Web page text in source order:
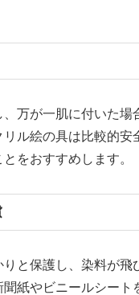
万が一肌に付いた場
リル絵の具は比較的安
をおすすめします。
と保護し、染料が飛
紙やビニールシート